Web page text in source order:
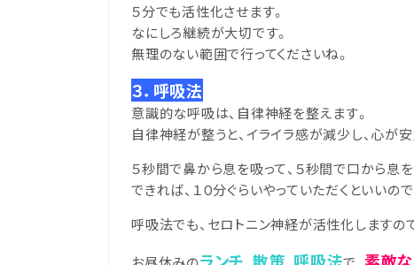
５分でも活性化させます。
なにしろ継続が大切です。
無理のない範囲で行ってくださいね。
３．呼吸法
意識的な呼吸は、自律神経を整えます。
自律神経が整うと、イライラ感が減少し、心が安
５秒間で鼻から息を吸って、５秒間で口から息を
できれば、１０分ぐらいやっていただくといい
呼吸法でも、セロトニン神経が活性化しますの
ランチ 散策 呼吸法 素敵